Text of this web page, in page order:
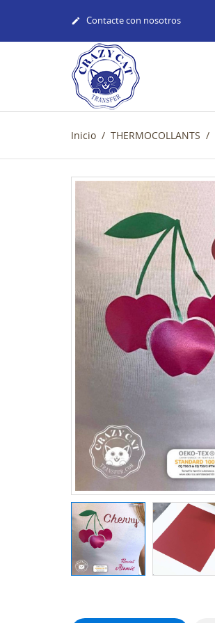
 Contacte con nosotros
Inicio THERMOCOLLANTS